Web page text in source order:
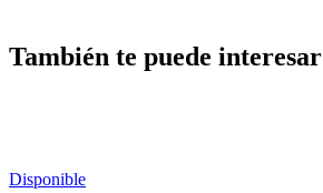
También te puede interesar
Disponible